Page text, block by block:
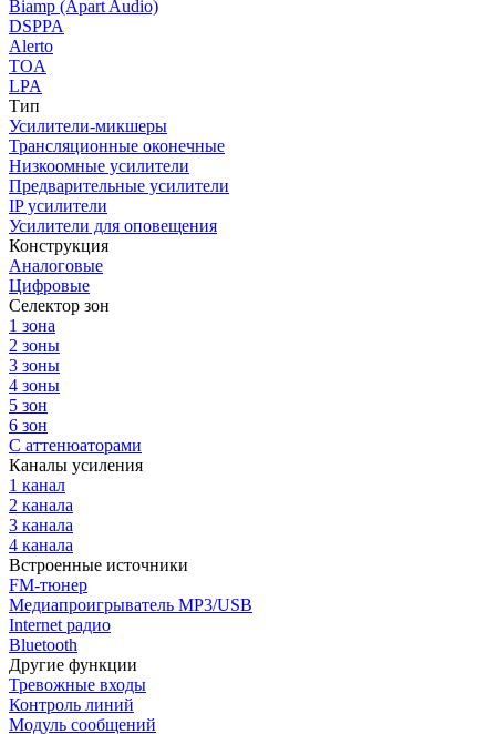
Biamp (Apart Audio)
DSPPA
Alerto
TOA
LPA
Тип
Усилители-микшеры
Трансляционные оконечные
Низкоомные усилители
Предварительные усилители
IP усилители
Усилители для оповещения
Конструкция
Аналоговые
Цифровые
Селектор зон
1 зона
2 зоны
3 зоны
4 зоны
5 зон
6 зон
С аттенюаторами
Каналы усиления
1 канал
2 канала
3 канала
4 канала
Встроенные источники
FM-тюнер
Медиапроигрыватель MP3/USB
Internet радио
Bluetooth
Другие функции
Тревожные входы
Контроль линий
Модуль сообщений